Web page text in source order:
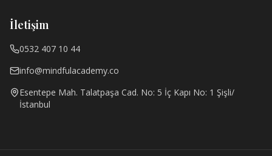
İletişim
0532 407 10 44
info@mindfulacademy.co
Esentepe Mah. Talatpaşa Cad. No: 5 İç Kapı No: 1 Şişli/
İstanbul